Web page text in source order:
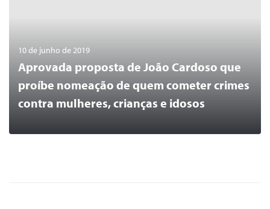
10 de junho de 2019
Aprovada proposta de João Cardoso que
proíbe nomeação de quem cometer crimes
contra mulheres, crianças e idosos